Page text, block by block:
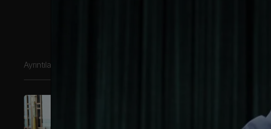
Ayrıntılar
Sanatçı Wu Yueshi, Çin resminin